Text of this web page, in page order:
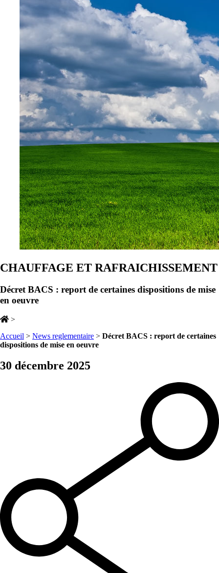
CHAUFFAGE ET RAFRAICHISSEMENT
Décret BACS : report de certaines dispositions de mise
en oeuvre
>
Accueil > News reglementaire > Décret BACS : report de certaines
dispositions de mise en oeuvre
30 décembre 2025